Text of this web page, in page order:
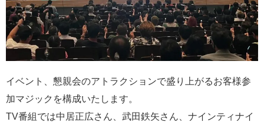
イベント、懇親会のアトラクションで盛り上がるお客様参
加マジックを構成いたします。
TV番組では中居正広さん、武田鉄矢さん、ナインティナイ